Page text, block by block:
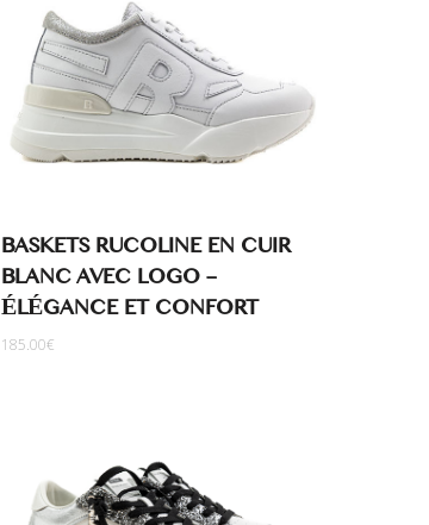
BASKETS RUCOLINE EN CUIR
BLANC AVEC LOGO –
ÉLÉGANCE ET CONFORT
185.00€